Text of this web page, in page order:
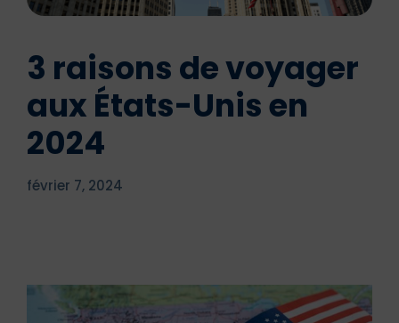
3 raisons de voyager
aux États-Unis en
2024
février 7, 2024